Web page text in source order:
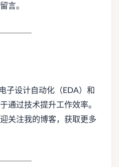
言。
子设计自动化（EDA）和
通过技术提升工作效率。
关注我的博客，获取更多